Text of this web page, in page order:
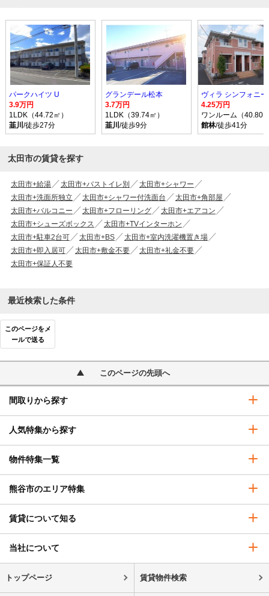
パークハイツ U
3.9万円
1LDK（44.72㎡）
韮川 /徒歩27分
グランデール松本
3.7万円
1LDK（39.74㎡）
韮川 /徒歩9分
ヴィラ シンフォニー
4.25万円
ワンルーム（40.80
館林/徒歩41分
太田市の賃貸を探す
太田市+給湯 太田市+バストイレ別
太田市+シャワー
太田市+洗面所独立
太田市+シャワー付洗面台
太田市+角部屋
太田市+バルコニー
太田市+フローリング
太田市+エアコン
太田市+シューズボックス
太田市+TVインターホン
太田市+駐車2台可
太田市+BS
太田市+室内洗濯機置き場
太田市+即入居可
太田市+敷金不要
太田市+礼金不要
太田市+保証人不要
最近検索した条件
このページをメ
ールで送る
このページの先頭へ
間取りから探す
人気特集から探す
物件特集一覧
熊谷市のエリア特集
賃貸について知る
当社について
トップページ 賃貸物件検索